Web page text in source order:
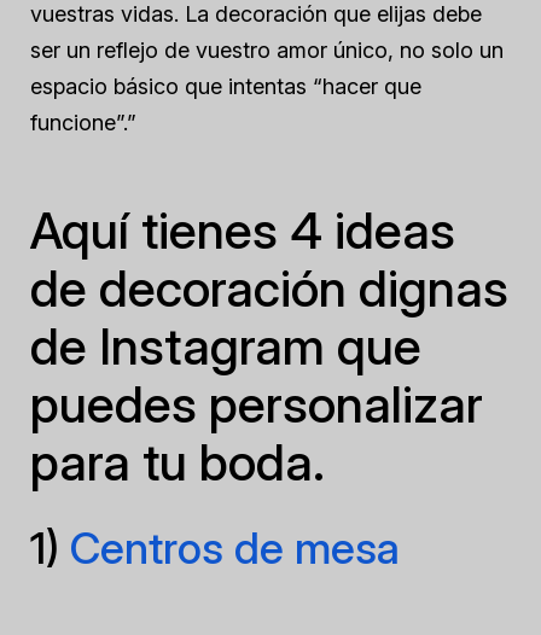
vuestras vidas. La decoración que elijas debe
ser un reflejo de vuestro amor único, no solo un
espacio básico que intentas “hacer que
funcione”.”
Aquí tienes 4 ideas
de decoración dignas
de Instagram que
puedes personalizar
para tu boda.
1) Centros de mesa